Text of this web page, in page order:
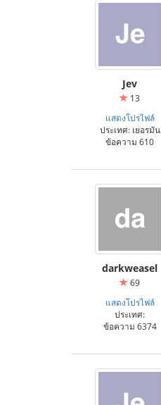
Jev
13
แสดงโปรไฟล์
ประเทศ: เยอรมัน
ข้อความ 610
darkweasel
69
แสดงโปรไฟล์
ประเทศ:
ข้อความ 6374